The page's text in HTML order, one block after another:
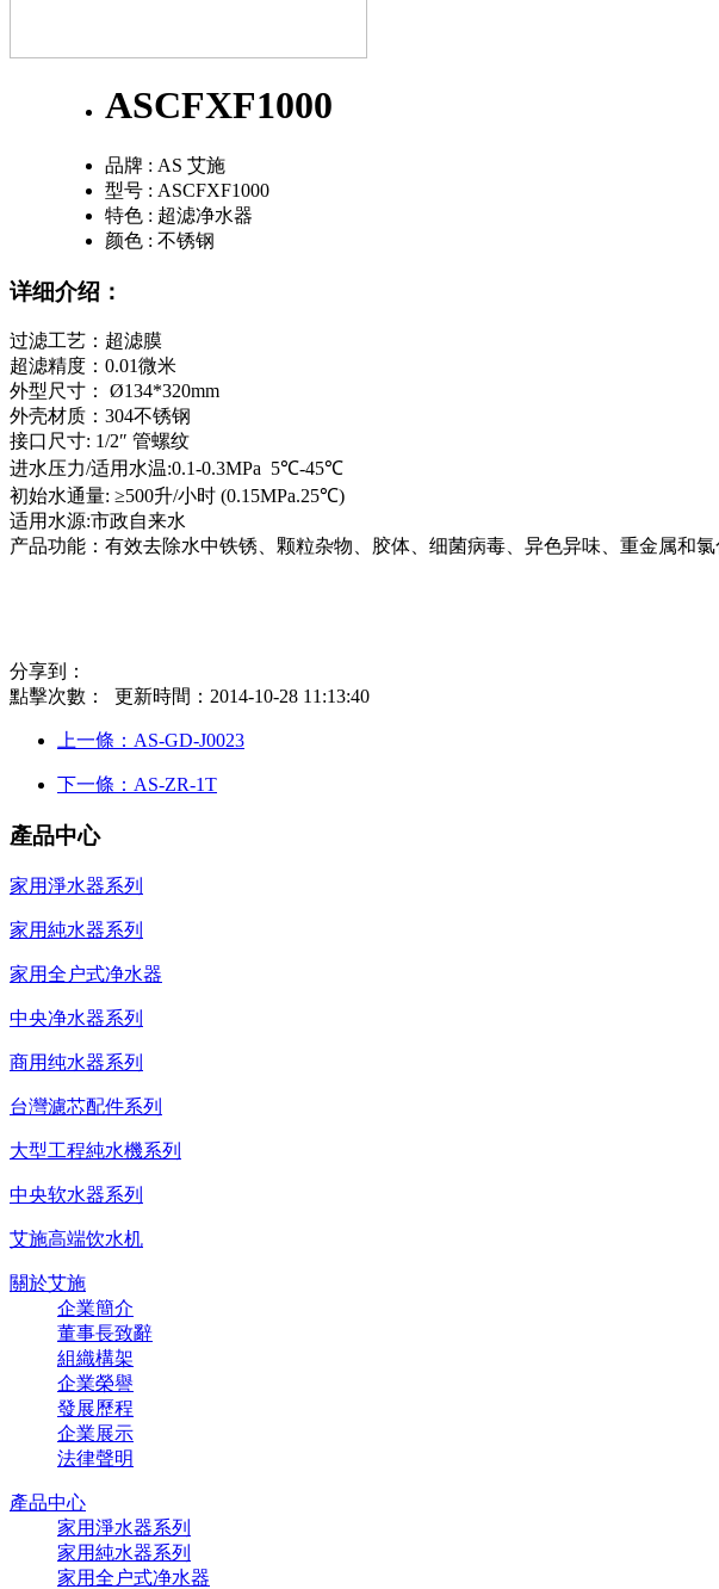
ASCFXF1000
品牌 : AS 艾施
型号 : ASCFXF1000
特色 : 超滤净水器
颜色 : 不锈钢
详细介绍：
过滤工艺：超滤膜
超滤精度：0.01微米
外型尺寸： Ø134*320mm
外壳材质：304不锈钢
接口尺寸: 1/2″ 管螺纹
进水压力/适用水温:0.1-0.3MPa 5℃-45℃
初始水通量: ≥500升/小时 (0.15MPa.25℃)
适用水源:市政自来水
产品功能：有效去除水中铁锈、颗粒杂物、胶体、细菌病毒、异色异味、重金属和
分享到：
點擊次數：
更新時間：2014-10-28 11:13:40
上一條：AS-GD-J0023
下一條：AS-ZR-1T
產品中心
家用淨水器系列
家用純水器系列
家用全户式净水器
中央净水器系列
商用纯水器系列
台灣濾芯配件系列
大型工程純水機系列
中央软水器系列
艾施高端饮水机
關於艾施
企業簡介
董事長致辭
組織構架
企業榮譽
發展歷程
企業展示
法律聲明
產品中心
家用淨水器系列
家用純水器系列
家用全户式净水器